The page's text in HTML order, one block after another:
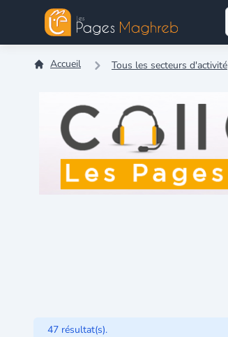
Accueil Tous les secteurs d'activité
47 résultat(s).